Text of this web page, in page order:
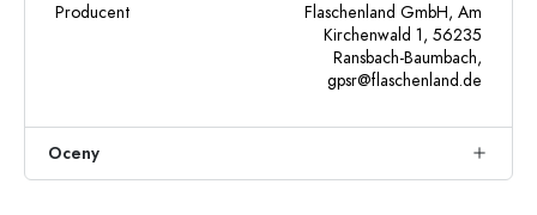
Producent
Flaschenland GmbH, Am
Kirchenwald 1, 56235
Ransbach-Baumbach,
gpsr@flaschenland.de
Oceny